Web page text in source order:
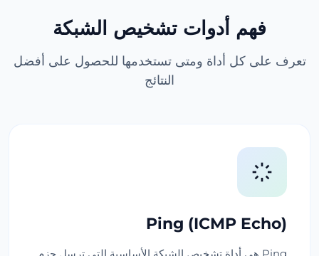
فهم أدوات تشخيص الشبكة
تعرف على كل أداة ومتى تستخدمها للحصول على أفضل
النتائج
Ping (ICMP Echo)
Ping هي أداة تشخيص الشبكة الأساسية التي ترسل حزم